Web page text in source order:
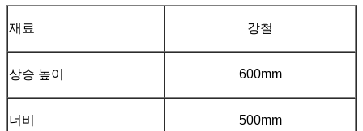
재료 강철
상승 높이 600mm
너비 500mm